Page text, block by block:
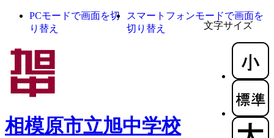
文字サイズ
PCモードで画面を切
り替え
スマートフォンモードで画面を
切り替え
相模原市立旭中学校